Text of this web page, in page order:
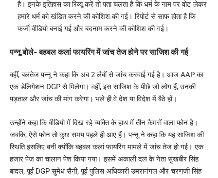
है। इनके इतिहास का रिव्यू करें तो पता चलता है कि धर्म के नाम पर वोट लेकर
हमारे धर्म को खंडित करने की कोशिश की गई। रिपोर्ट से साफ होता है कि
फर्जी वीडियो बनाई गई और बदनाम करने की कोशिश की गई।
पन्नू बोले- बहबल कलां फायरिंग में जांच तेज होने पर साजिश की गई
वहीं, बलतेज पन्नू ने कहा कि अब 2 लैबों से जांच करवाई गई है। आज AAP का
एक डेलिगेशन DGP से मिलेगा। वहीं, इस साजिश के पीछे जो लोग हैं, उनकी
पड़ताल और जांच की मांग करेगा। भले ही वे देश या विदेश में बैठे हों।
उन्होंने कहा कि वीडियो में दिख रहे व्यक्ति के हाथ में तीन कैमरों वाला फोन है।
जबकि, ऐसे फोन तो कुछ समय पहले ही आए हैं। पन्नू ने कहा कि यह साजिश की
स्थिति इसलिए बनी क्योंकि बहबल कलां फायरिंग मामले में जांच तेज हो गई। एक
हजार पेज का चालान पेश किया गया। इसमें अकाली दल के नेता सुखबीर सिंह
बादल, पूर्व DGP सुमेध सैनी, पूर्व पुलिस अधिकारी उमरानंगल और चरणजी सिंह